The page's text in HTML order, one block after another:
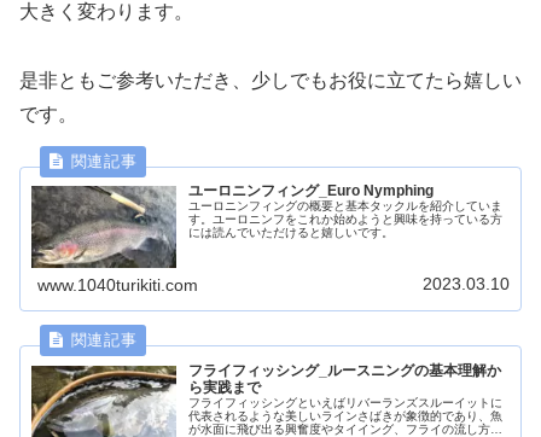
大きく変わります。
是非ともご参考いただき、少しでもお役に立てたら嬉しい
です。
ユーロニンフィング_Euro Nymphing
ユーロニンフィングの概要と基本タックルを紹介していま
す。ユーロニンフをこれか始めようと興味を持っている方
には読んでいただけると嬉しいです。
www.1040turikiti.com 2023.03.10
フライフィッシング_ルースニングの基本理解か
ら実践まで
フライフィッシングといえばリバーランズスルーイットに
代表されるような美しいラインさばきが象徴的であり、魚
が水面に飛び出る興奮度やタイイング、フライの流し方な